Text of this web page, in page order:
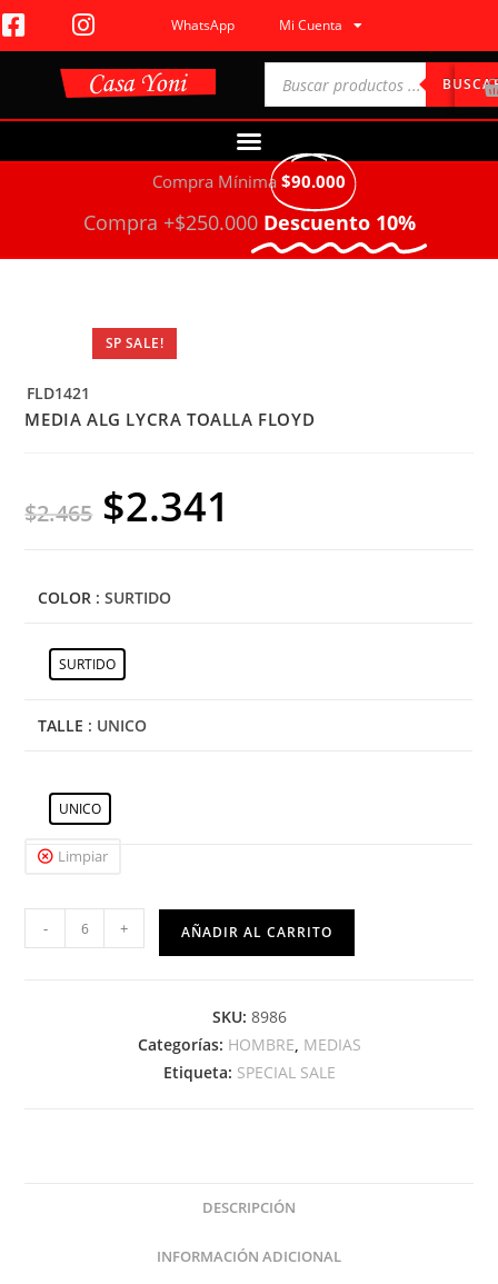
WhatsApp Mi Cuenta
Compra Mínima $90.000
Compra +$250.000 Descuento 10%
SP SALE!
FLD1421
MEDIA ALG LYCRA TOALLA FLOYD
$2.465 $2.341
COLOR : SURTIDO
SURTIDO
TALLE : UNICO
UNICO
Limpiar
- + AÑADIR AL CARRITO
SKU: 8986
Categorías: HOMBRE, MEDIAS
Etiqueta: SPECIAL SALE
DESCRIPCIÓN
INFORMACIÓN ADICIONAL